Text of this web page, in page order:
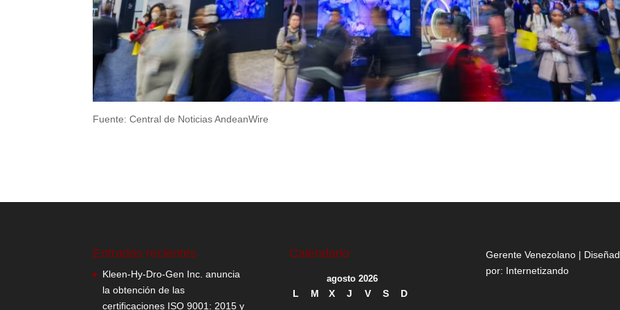
Fuente: Central de Noticias AndeanWire
Entradas recientes
Kleen-Hy-Dro-Gen Inc. anuncia
la obtención de las
certificaciones ISO 9001: 2015 y
Calendario
agosto 2026
L M X J V S
D
Gerente Venezolano |
por: Internetizando